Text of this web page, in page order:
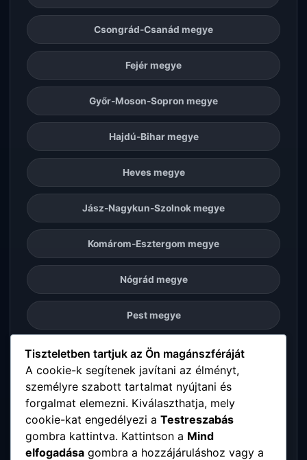
Csongrád-Csanád megye
Fejér megye
Győr-Moson-Sopron megye
Hajdú-Bihar megye
Heves megye
Jász-Nagykun-Szolnok megye
Komárom-Esztergom megye
Nógrád megye
Pest megye
Somogy megye
Szabolcs-Szatmár-Bereg megye
Tolna megye
Tiszteletben tartjuk az Ön magánszféráját
A cookie-k segítenek javítani az élményt,
személyre szabott tartalmat nyújtani és
forgalmat elemezni. Kiválaszthatja, mely
cookie-kat engedélyezi a Testreszabás
gombra kattintva. Kattintson a Mind
elfogadása gombra a hozzájáruláshoz vagy a